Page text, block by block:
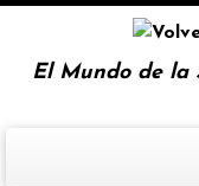
El Mundo de la